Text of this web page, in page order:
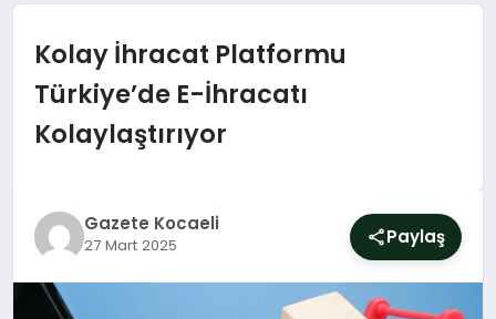
MAGAZIN
YAŞAM
DÜNYA
Kolay İhracat Platformu
Türkiye’de E-İhracatı
Kolaylaştırıyor
Gazete Kocaeli
27 Mart 2025 Paylaş